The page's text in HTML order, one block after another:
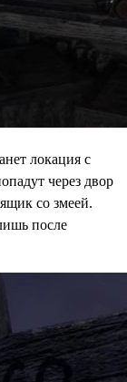
локация с
через двор
со змеей.
после